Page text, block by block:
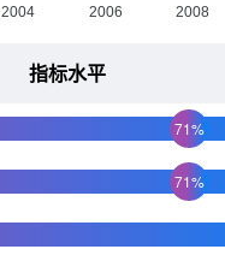
2004 2006 2008
指标水平
71%
71%